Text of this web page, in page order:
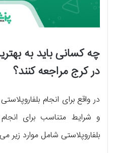
چه کسانی باید به
در کرج مراجعه کنند؟
در واقع برای انجام
و شرایط متناسب برای
بلفاروپلاستی شامل موارد زیر